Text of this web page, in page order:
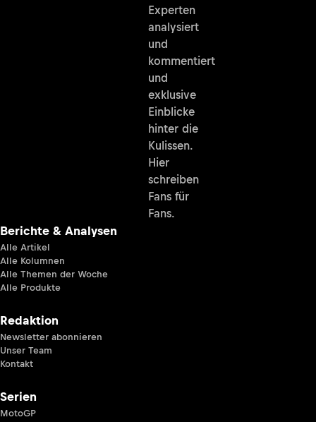
Experten
analysiert
und
kommentiert
und
exklusive
Einblicke
hinter die
Kulissen.
Hier
schreiben
Fans für
Fans.
Berichte & Analysen
Alle Artikel
Alle Kolumnen
Alle Themen der Woche
Alle Produkte
Redaktion
Newsletter abonnieren
Unser Team
Kontakt
Serien
MotoGP